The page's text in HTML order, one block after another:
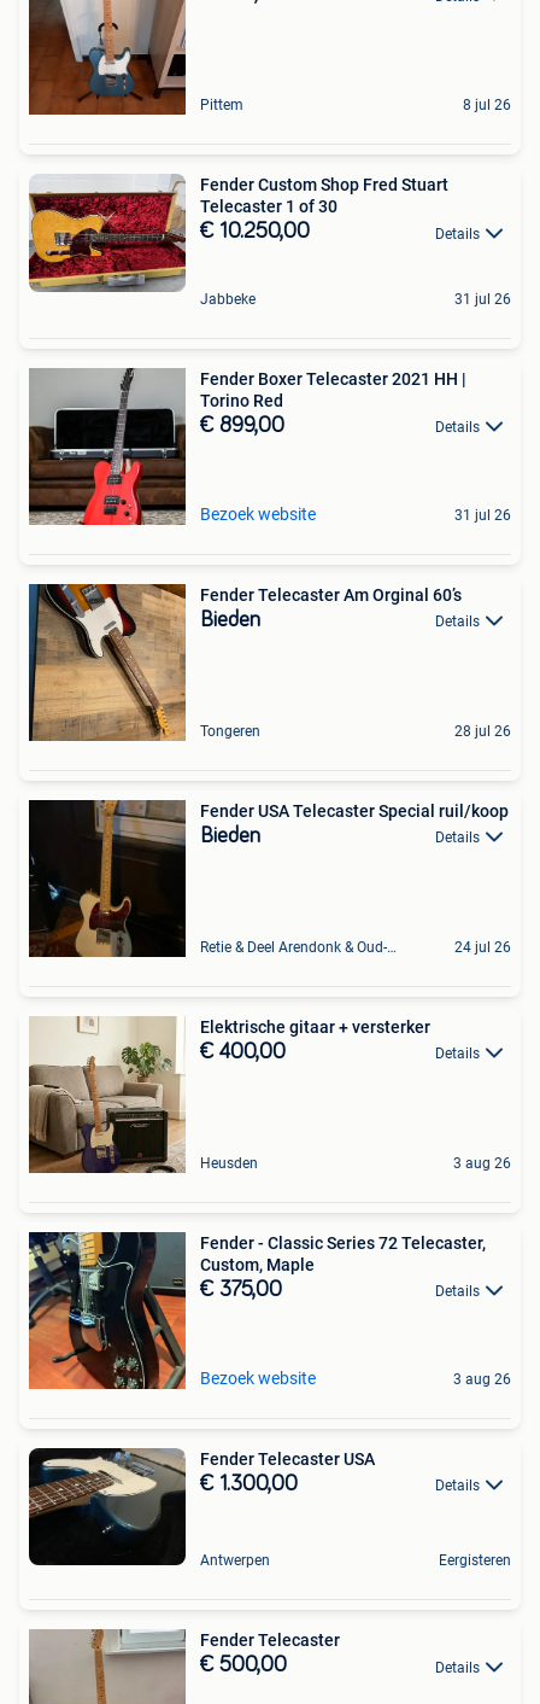
Pittem 8 jul 26
Fender Custom Shop Fred Stuart
Telecaster 1 of 30
€ 10.250,00 Details
Jabbeke 31 jul 26
Fender Boxer Telecaster 2021 HH |
Torino Red
€ 899,00 Details
Bezoek website 31 jul 26
Fender Telecaster Am Orginal 60’s
Bieden Details
Tongeren 28 jul 26
Fender USA Telecaster Special ruil/koop
Bieden Details
Retie & Deel Arendonk & Oud-Turnhout 24 jul 26
Elektrische gitaar + versterker
€ 400,00 Details
Heusden 3 aug 26
Fender - Classic Series 72 Telecaster,
Custom, Maple
€ 375,00 Details
Bezoek website 3 aug 26
Fender Telecaster USA
€ 1.300,00 Details
Antwerpen Eergisteren
Fender Telecaster
€ 500,00 Details